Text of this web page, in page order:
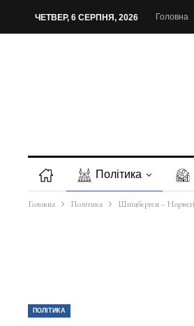
ЧЕТВЕР, 6 СЕРПНЯ, 2026 Головна
Політика
Головна Політика Шпіцберген –
ПОЛІТИКА